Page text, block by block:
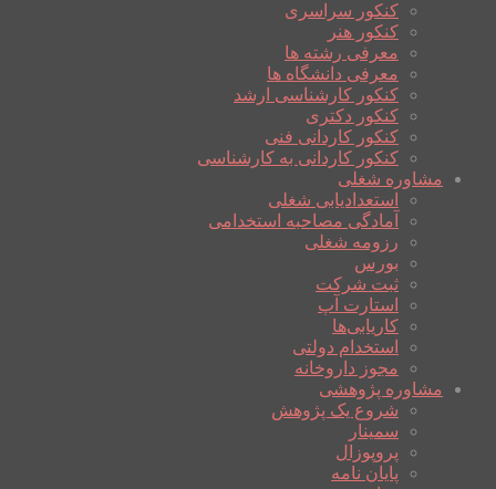
کنکور سراسری
کنکور هنر
معرفی رشته ها
معرفی دانشگاه ها
کنکور کارشناسی ارشد
کنکور دکتری
کنکور کاردانی فنی
کنکور کاردانی به کارشناسی
مشاوره شغلی
استعدادیابی شغلی
آمادگی مصاحبه استخدامی
رزومه شغلی
بورس
ثبت شرکت
استارت آپ
کاریابی‌ها
استخدام دولتی
مجوز داروخانه
مشاوره پژوهشی
شروع یک پژوهش
سمینار
پروپوزال
پایان نامه